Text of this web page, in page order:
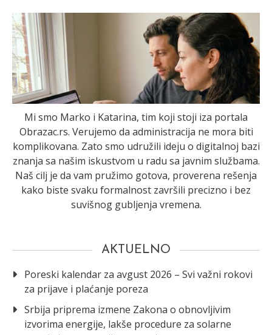
Mi smo Marko i Katarina, tim koji stoji iza portala
Obrazac.rs. Verujemo da administracija ne mora biti
komplikovana. Zato smo udružili ideju o digitalnoj bazi
znanja sa našim iskustvom u radu sa javnim službama.
Naš cilj je da vam pružimo gotova, proverena rešenja
kako biste svaku formalnost završili precizno i bez
suvišnog gubljenja vremena.
AKTUELNO
Poreski kalendar za avgust 2026 – Svi važni rokovi
za prijave i plaćanje poreza
Srbija priprema izmene Zakona o obnovljivim
izvorima energije, lakše procedure za solarne